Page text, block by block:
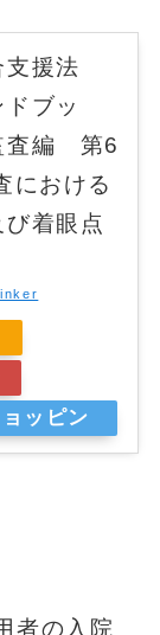
支援法
ブッ
査編 第6
における
着眼点
ッピン
者の入院